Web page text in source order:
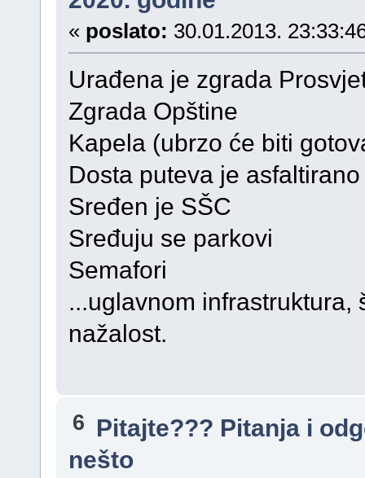
« poslato: 30.01.2013.
Urađena je zgrada
Zgrada Opštine
Kapela (ubrzo će biti
Dosta puteva je asfaltirano
Sređen je SŠC
Sređuju se parkovi
Semafori
...uglavnom
nažalost.
6 Pitajte??? Pitanja i
nešto